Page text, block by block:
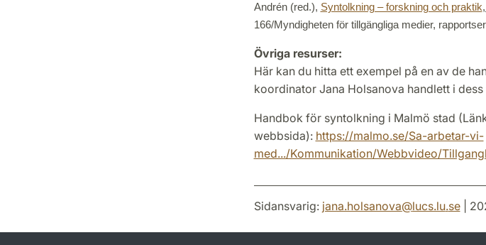
Andrén (red.), Syntolkning – forskning och praktik,
166/Myndigheten för tillgängliga medier,
Övriga resurser:
Här kan du hitta ett exempel på en av de
koordinator Jana Holsanova handlett i
Handbok för syntolkning i Malmö stad
webbsida): https://malmo.se/Sa-arbetar-vi-
med.../Kommunikation/Webbvideo/
Sidansvarig: jana.holsanova@lucs.lu.se|